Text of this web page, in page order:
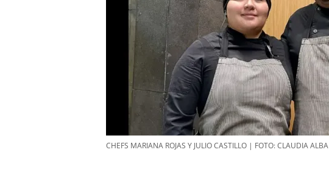
CHEFS MARIANA ROJAS Y JULIO CASTILLO | FOTO: CLAUDIA ALBA